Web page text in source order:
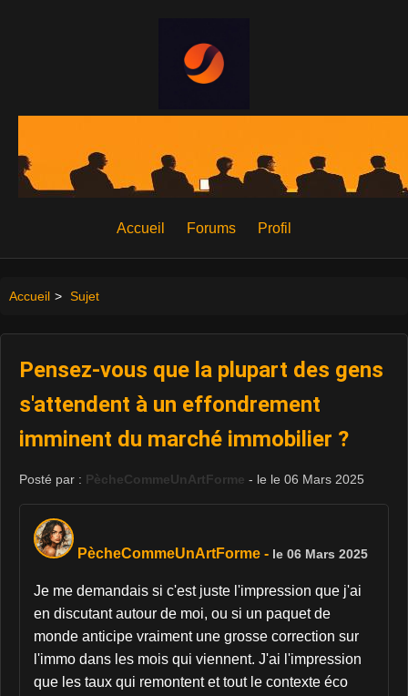
Accueil Forums Profil
Accueil > Sujet
Pensez-vous que la plupart des gens
s'attendent à un effondrement
imminent du marché immobilier ?
Posté par : PècheCommeUnArtForme - le le 06 Mars 2025
PècheCommeUnArtForme - le 06 Mars 2025
Je me demandais si c'est juste l'impression que j'ai
en discutant autour de moi, ou si un paquet de
monde anticipe vraiment une grosse correction sur
l'immo dans les mois qui viennent. J'ai l'impression
que les taux qui remontent et tout le contexte éco